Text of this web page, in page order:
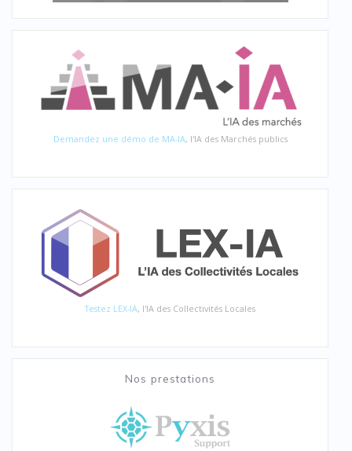
Demandez une démo de MA-IA, l'IA des Marchés publics
Testez LEX-IA, l'IA des Collectivités Locales
Nos prestations